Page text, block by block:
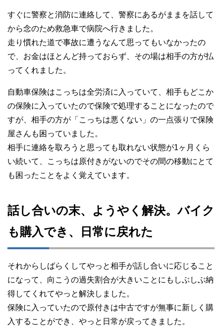
すぐに警察と消防に連絡して、警察にあるがままを話して
から念のため救急車で病院へ行きました。
走り慣れた道で事故に遭うなんて思ってもいなかったの
で、お金はほとんど持っておらず、その場は相手の方が払
ってくれました。
自動車保険はこっちは全労済に入っていて、相手もどこか
の保険に入っていたので保険で処理することになったので
すが、相手の方が「こっちは悪くない」の一点張りで保険
屋さんも困っていました。
相手に連絡を取ろうと思っても取れない状態が1ヶ月くら
い続いて、こっちは原付きがないのでその間の移動にとて
も困ったことをよく覚えています。
話し合いの末、ようやく解決。バイク
も購入でき、日常に戻れた
それからしばらくしてやっと相手が話し合いに応じること
になって、向こうの過失割合が大きいことにもしぶしぶ納
得してくれてやっと解決しました。
保険に入っていたので原付きは中古ですが無事に新しく購
入することができ、やっと日常が戻ってきました。